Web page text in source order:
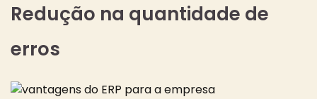
Redução na quantidade de
erros